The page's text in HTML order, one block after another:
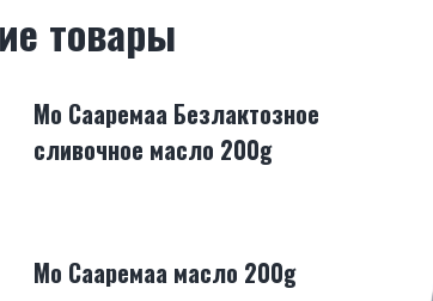
товары
Мо Сааремаа Безлактозное
сливочное масло 200g
Мо Сааремаа масло 200g